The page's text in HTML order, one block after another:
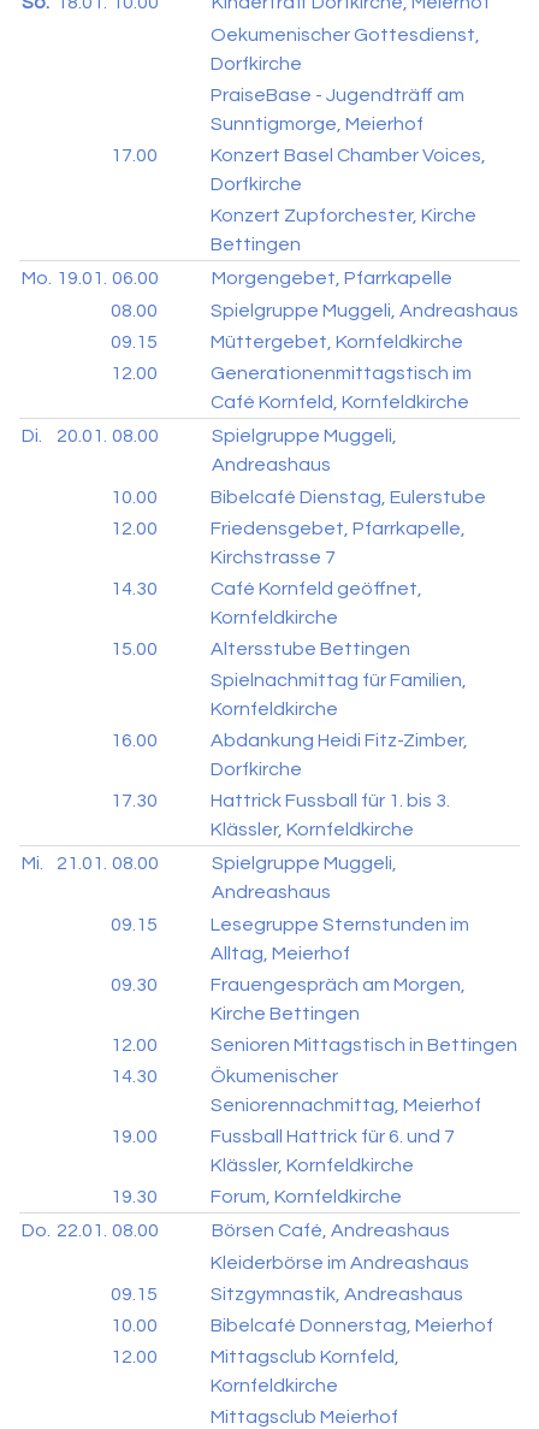
Oekumenischer Gottesdienst,
Dorfkirche
PraiseBase - Jugendträff am
Sunntigmorge, Meierhof
17.00
Konzert Basel Chamber Voices,
Dorfkirche
Konzert Zupforchester, Kirche
Bettingen
Mo.
19.01. 06.00
Morgengebet, Pfarrkapelle
08.00
Spielgruppe Muggeli, Andreashaus
09.15
Müttergebet, Kornfeldkirche
12.00
Generationenmittagstisch im
Café Kornfeld, Kornfeldkirche
Di.
20.01. 08.00
Spielgruppe Muggeli,
Andreashaus
10.00
Bibelcafé Dienstag, Eulerstube
12.00
Friedensgebet, Pfarrkapelle,
Kirchstrasse 7
14.30
Café Kornfeld geöffnet,
Kornfeldkirche
15.00
Altersstube Bettingen
Spielnachmittag für Familien,
Kornfeldkirche
16.00
Abdankung Heidi Fitz-Zimber,
Dorfkirche
17.30
Hattrick Fussball für 1. bis 3.
Klässler, Kornfeldkirche
Mi.
21.01. 08.00
Spielgruppe Muggeli,
Andreashaus
09.15
Lesegruppe Sternstunden im
Alltag, Meierhof
09.30
Frauengespräch am Morgen,
Kirche Bettingen
12.00
Senioren Mittagstisch in Bettingen
14.30
Ökumenischer
Seniorennachmittag, Meierhof
19.00
Fussball Hattrick für 6. und 7
Klässler, Kornfeldkirche
19.30
Forum, Kornfeldkirche
Do.
22.01. 08.00
Börsen Café, Andreashaus
Kleiderbörse im Andreashaus
09.15
Sitzgymnastik, Andreashaus
10.00
Bibelcafé Donnerstag, Meierhof
12.00
Mittagsclub Kornfeld,
Kornfeldkirche
Mittagsclub Meierhof